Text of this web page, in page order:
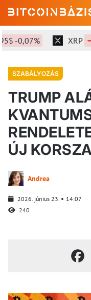
-0,07% XRP
SZABÁLYOZÁS
TRUMP
ÚJ
Andrea
2026. június 23.
14:07
240